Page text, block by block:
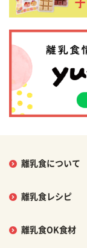
離乳食について
離乳食レシピ
離乳食OK食材